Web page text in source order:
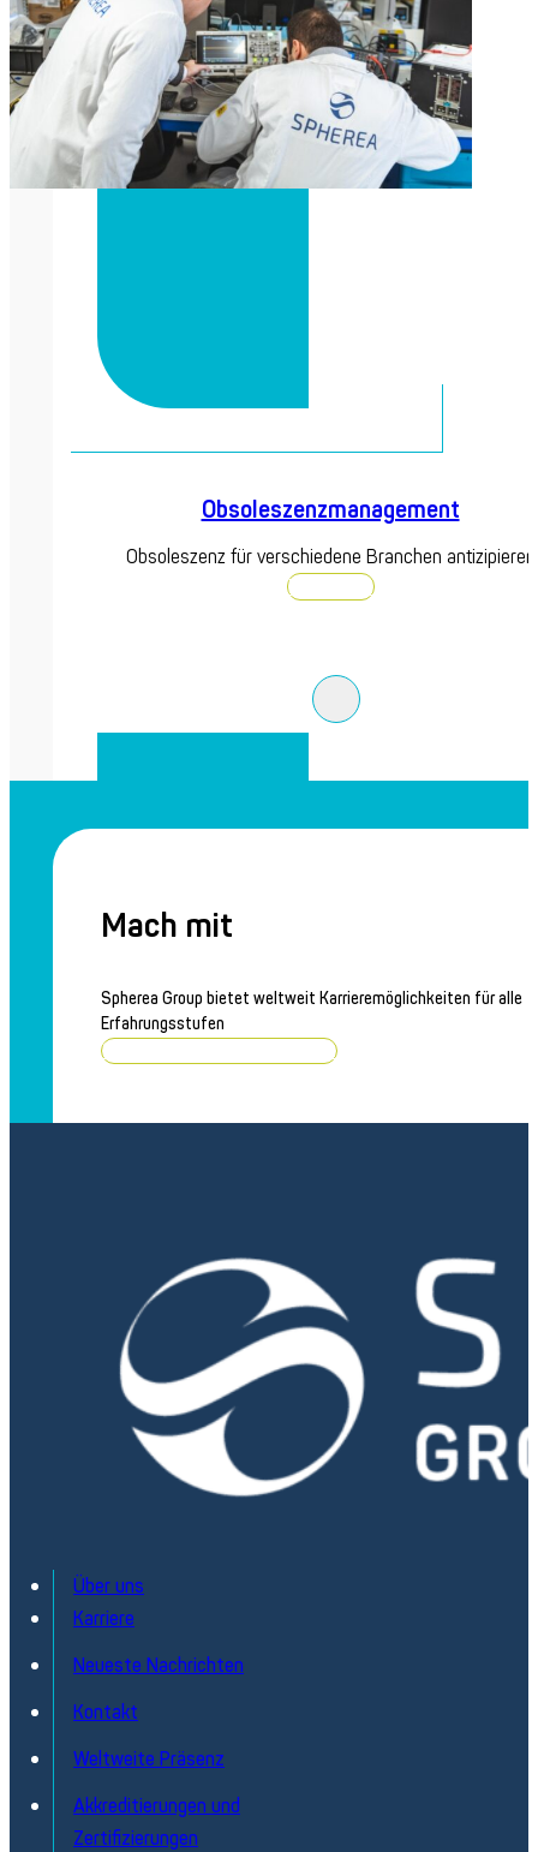
Obsoleszenzmanagement
Obsoleszenz für verschiedene Branchen antizipieren
Entdecken
Innovation trifft auf Nachhaltigkeit
Mach mit
Spherea Group bietet weltweit Karrieremöglichkeiten für alle
Erfahrungsstufen
Stellenangebote durchsuchen
Über uns
Karriere
Neueste Nachrichten
Kontakt
Weltweite Präsenz
Akkreditierungen und
Zertifizierungen